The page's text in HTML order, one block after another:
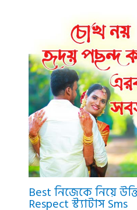
Best নিজেকে নিয়ে
Respect স্ট্যাটাস Sms